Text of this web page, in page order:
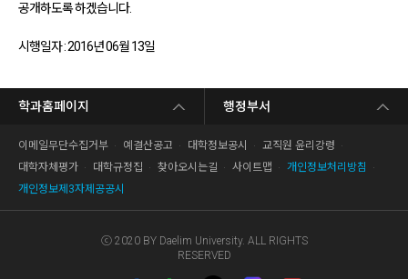
공개하도록 하겠습니다.
시행일자 : 2016년 06월 13일
학과홈페이지 행정부서
이메일무단수집거부 예결산공고 대학정보공시
교직원 윤리강령
대학자체평가
대학규정집 찾아오시는길 사이트맵
개인정보처리방침
개인정보제3자제공공시
ⓒ 2020 BY Daelim University. ALL RIGHTS
RESERVED